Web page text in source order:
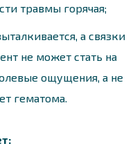
травмы горячая;
а связки
не может стать на
ощущения, а не
гематома.